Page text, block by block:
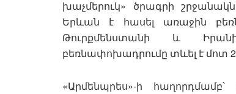
խաչմերուկ» ծրագրի
Երևան է հասել առաջին
Թուրքմենստանի և
բեռնափոխադրումը տևել է մոտ
«Արմենպրես»-ի